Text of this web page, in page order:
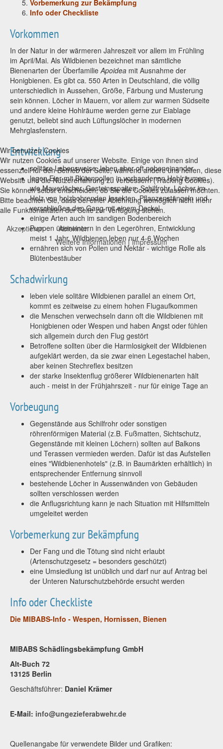
Vorbemerkung zur Bekämpfung
Info oder Checkliste
Vorkommen
In der Natur in der wärmeren Jahreszeit vor allem im Frühling
im April/Mai. Als Wildbienen bezeichnet man sämtliche
Bienenarten der ÜberfamilieApoidea mit Ausnahme der
Honigbienen. Es gibt ca. 550 Arten in Deutschland, die völlig
unterschiedlich in Aussehen, Größe, Färbung und Musterung
sein können. Löcher in Mauern, vor allem zur warmen Südseite
und andere kleine Hohlräume werden gerne zur Eiablage
genutzt, beliebt sind auch Lüftungslöcher in modernen
Mehrglasfenstern.
Entwicklung
solitäre Lebensweise, leben aber oft nebeneinander
legen Eier mit Blütenpollen in vorhandenen Hohlräumen
wie Mauerlöcher, Gesteinsspalten, Schilfrohr, Löcher im
Holz von holzbohrenden Insekten, Pflanzenstängeln und
verschließen den Gang mit einem Deckel
einige Arten auch im sandigen Bodenbereich
Puppen überwintern in den Legeröhren, Entwicklung
meist 1 Jahr, Wildbienen leben nur 4-6 Wochen
ernähren sich von Pollen und Nektar - wichtige Rolle als
Blütenbestäuber
Schadwirkung
leben viele solitäre Wildbienen parallel an einem Ort,
kommt es zeitweise zu einem hohen Flugaufkommen
die Menschen verwechseln dann oft die Wildbienen mit
Honigbienen oder Wespen und haben Angst oder fühlen
sich allgemein durch den Flug gestört
Betroffene sollten über die Harmlosigkeit der Wildbienen
aufgeklärt werden, da sie zwar einen Legestachel haben,
aber keinen Stechreflex besitzen
der starke Insektenflug größerer Wildbienenarten hält
auch - meist in der Frühjahrszeit - nur für einige Tage an
Vorbeugung
Gegenstände aus Schilfrohr oder sonstigen
röhrenförmigen Material (z.B. Fußmatten, Sichtschutz,
Gegenstände mit kleinen Löchern) sollten auf Balkons
und Terassen vermieden werden. Dafür ist das Aufstellen
eines "Wildbienenhotels" (z.B. in Baumärkten erhältlich) in
entsprechender Entfernung sinnvoll
bestehende Löcher in Aussenwänden von Gebäuden
sollten verschlossen werden
die Anflugsrichtung kann je nach Situation mit Hilfsmitteln
umgeleitet werden
Vorbemerkung zur Bekämpfung
Der Fang und die Tötung sind nicht erlaubt
(Artenschutzgesetz = besonders geschützt)
eine Umsiedlung ist unüblich und darf nur auf Antrag bei
der Unteren Naturschutzbehörde ersucht werden
Info oder Checkliste
Die MIBABS-Info - Wespen, Hornissen, Bienen
MIBABS Schädlingsbekämpfung GmbH
Alt-Buch 72
13125 Berlin
Geschäftsführer: Daniel Krämer
E-Mail: info@ungezieferabwehr.de
Quellenangabe für verwendete Bilder und Grafiken:
Wir benutzen Cookies
Wir nutzen Cookies auf unserer Website. Einige von ihnen sind
essenziell für den Betrieb der Seite, während andere uns helfen, diese
Website und die Nutzererfahrung zu verbessern (Tracking Cookies).
Sie können selbst entscheiden, ob Sie die Cookies zulassen möchten.
Bitte beachten Sie, dass bei einer Ablehnung womöglich nicht mehr
alle Funktionalitäten der Seite zur Verfügung stehen.
Akzeptieren
Ablehnen
Weitere Informationen |Impressum